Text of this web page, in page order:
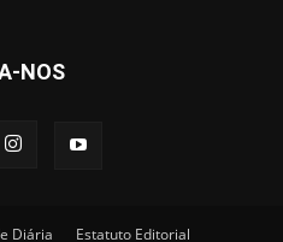
NOS
Diária Estatuto Editorial